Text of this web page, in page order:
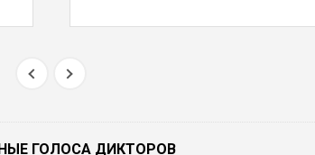
ГОЛОСА ДИКТОРОВ